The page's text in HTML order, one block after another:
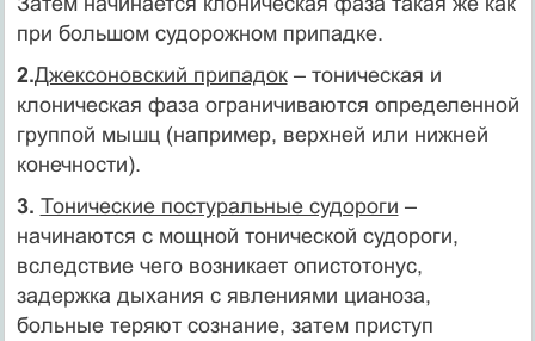
при большом судорожном припадке.
2.Джексоновский припадок– тоническая и
клоническая фаза ограничиваются определенной
группой мышц (например, верхней или нижней
конечности).
3. Тонические постуральные судороги –
начинаются с мощной тонической судороги,
вследствие чего возникает опистотонус,
задержка дыхания с явлениями цианоза,
больные теряют сознание, затем приступ